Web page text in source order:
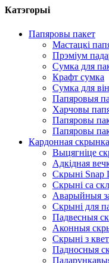
Катэгорыі
Папяровы пакет
Мастацкі
Прэміум
Сумка для
Крафт сумка
Сумка для
Папяровыя
Харчовы
Папяровы
Папяровы
Кардонная
Выцягніце
Адкідная
Скрыні Snap
Скрыні са
Аварыйныя
Скрыні для
Падвесныя
Аконныя
Скрыні з
Падносныя